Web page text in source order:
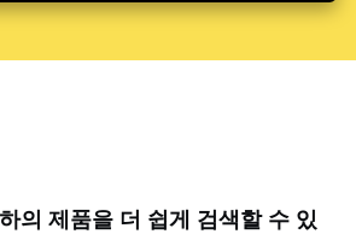
의 제품을 더 쉽게 검색할 수 있